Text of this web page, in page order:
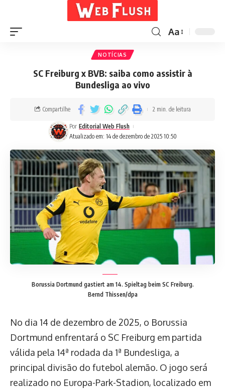
Aa
NOTÍCIAS
SC Freiburg x BVB: saiba como assistir à
Bundesliga ao vivo
Atualizado em: 14 de dezembro de 2025 10:50
Por Editorial Web Flush
Compartilhe 2 min. de leitura
Borussia Dortmund gastiert am 14. Spieltag beim SC Freiburg.
Bernd Thissen/dpa
No dia 14 de dezembro de 2025, o Borussia
Dortmund enfrentará o SC Freiburg em partida
válida pela 14ª rodada da 1ª Bundesliga, a
principal divisão do futebol alemão. O jogo será
realizado no Europa-Park-Stadion, localizado em